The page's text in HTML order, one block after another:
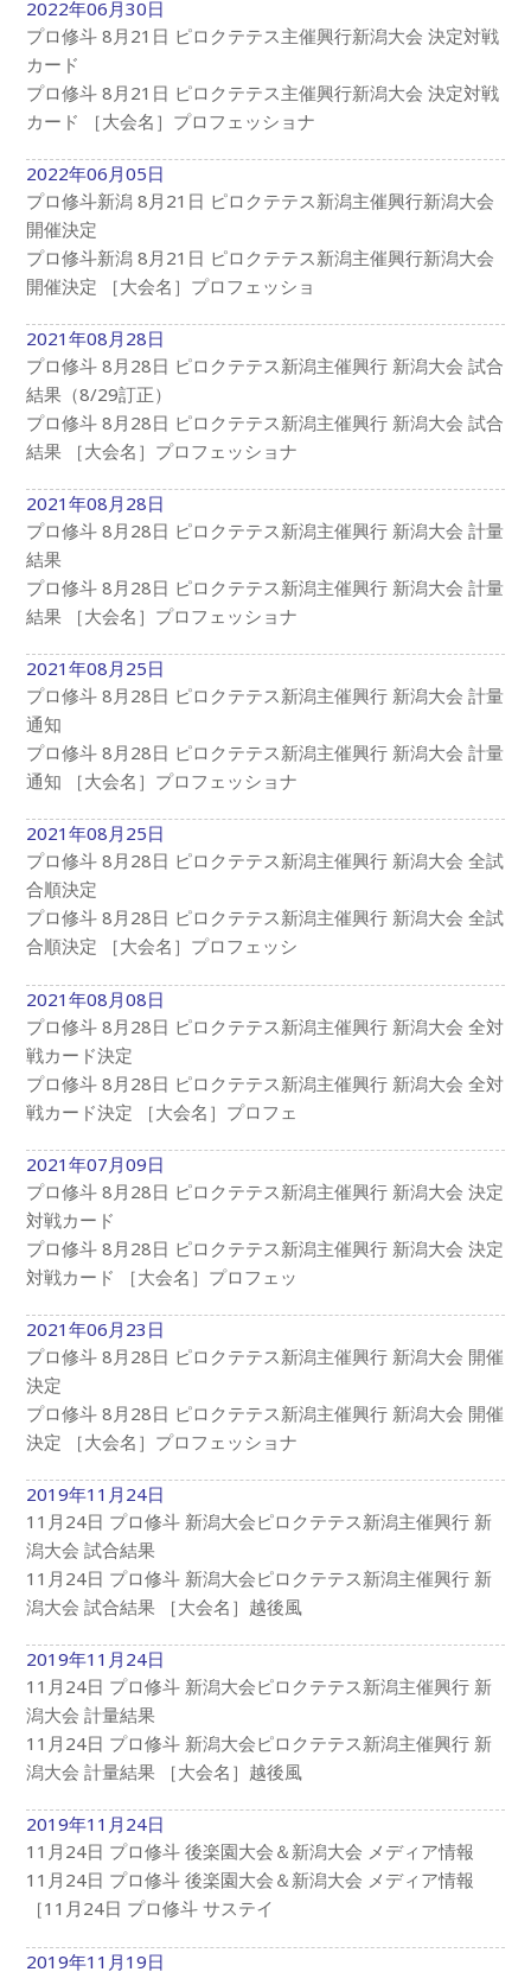
2022年06月30日
プロ修斗 8月21日 ピロクテテス主催興行新潟大会 決定対戦
カード
プロ修斗 8月21日 ピロクテテス主催興行新潟大会 決定対戦
カード ［大会名］プロフェッショナ
2022年06月05日
プロ修斗新潟 8月21日 ピロクテテス新潟主催興行新潟大会
開催決定
プロ修斗新潟 8月21日 ピロクテテス新潟主催興行新潟大会
開催決定 ［大会名］プロフェッショ
2021年08月28日
プロ修斗 8月28日 ピロクテテス新潟主催興行 新潟大会 試合
結果（8/29訂正）
プロ修斗 8月28日 ピロクテテス新潟主催興行 新潟大会 試合
結果 ［大会名］プロフェッショナ
2021年08月28日
プロ修斗 8月28日 ピロクテテス新潟主催興行 新潟大会 計量
結果
プロ修斗 8月28日 ピロクテテス新潟主催興行 新潟大会 計量
結果 ［大会名］プロフェッショナ
2021年08月25日
プロ修斗 8月28日 ピロクテテス新潟主催興行 新潟大会 計量
通知
プロ修斗 8月28日 ピロクテテス新潟主催興行 新潟大会 計量
通知 ［大会名］プロフェッショナ
2021年08月25日
プロ修斗 8月28日 ピロクテテス新潟主催興行 新潟大会 全試
合順決定
プロ修斗 8月28日 ピロクテテス新潟主催興行 新潟大会 全試
合順決定 ［大会名］プロフェッシ
2021年08月08日
プロ修斗 8月28日 ピロクテテス新潟主催興行 新潟大会 全対
戦カード決定
プロ修斗 8月28日 ピロクテテス新潟主催興行 新潟大会 全対
戦カード決定 ［大会名］プロフェ
2021年07月09日
プロ修斗 8月28日 ピロクテテス新潟主催興行 新潟大会 決定
対戦カード
プロ修斗 8月28日 ピロクテテス新潟主催興行 新潟大会 決定
対戦カード ［大会名］プロフェッ
2021年06月23日
プロ修斗 8月28日 ピロクテテス新潟主催興行 新潟大会 開催
決定
プロ修斗 8月28日 ピロクテテス新潟主催興行 新潟大会 開催
決定 ［大会名］プロフェッショナ
2019年11月24日
11月24日 プロ修斗 新潟大会ピロクテテス新潟主催興行 新
潟大会 試合結果
11月24日 プロ修斗 新潟大会ピロクテテス新潟主催興行 新
潟大会 試合結果 ［大会名］越後風
2019年11月24日
11月24日 プロ修斗 新潟大会ピロクテテス新潟主催興行 新
潟大会 計量結果
11月24日 プロ修斗 新潟大会ピロクテテス新潟主催興行 新
潟大会 計量結果 ［大会名］越後風
2019年11月24日
11月24日 プロ修斗 後楽園大会＆新潟大会 メディア情報
11月24日 プロ修斗 後楽園大会＆新潟大会 メディア情報
［11月24日 プロ修斗 サステイ
2019年11月19日